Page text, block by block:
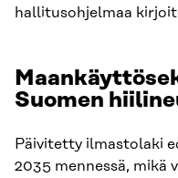
hallitusohjelmaa
Suomen
Päivitetty ilmastolaki
2035 mennessä, mikä